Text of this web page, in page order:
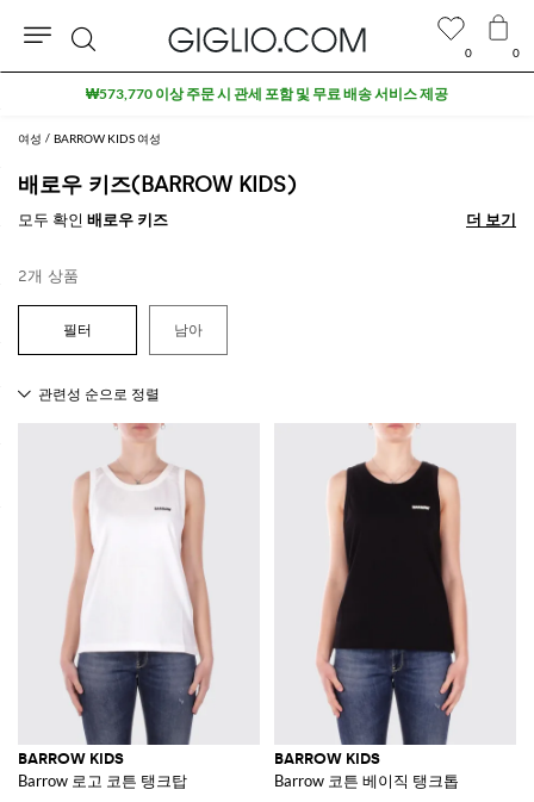
여성 BARROW KIDS 여성
배로우 키즈(BARROW KIDS)
모두 확인 배로우 키즈 더 보기
더 보기
2개 상품
남아
BARROW KIDS
Barrow 로고 코튼 탱크탑
BARROW KIDS
Barrow 코튼 베이직 탱크톱
0 0
검
색
₩573,770 이상 주문 시 관세 포함 및 무료 배송 서비스 제공